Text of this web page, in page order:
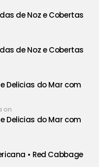
de Noz e Cobertas
de Noz e Cobertas
Delicias do Mar com
on
Delicias do Mar com
• Red Cabbage